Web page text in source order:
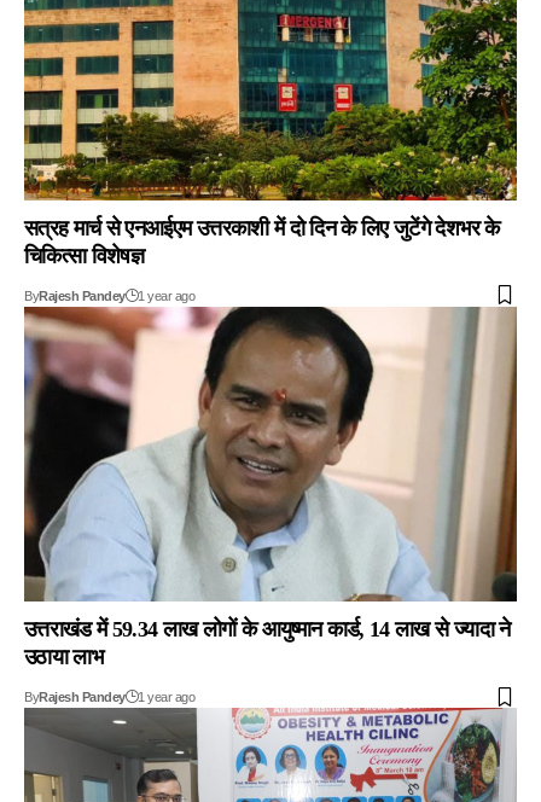
सत्रह मार्च से एनआईएम उत्तरकाशी में दो दिन के लिए जुटेंगे देशभर के
चिकित्सा विशेषज्ञ
ByRajesh Pandey 1 year ago
उत्तराखंड में 59.34 लाख लोगों के आयुष्मान कार्ड, 14 लाख से ज्यादा ने
उठाया लाभ
ByRajesh Pandey 1 year ago